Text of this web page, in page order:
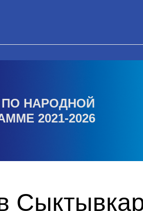
ПО НАРОДНОЙ
2021-2026